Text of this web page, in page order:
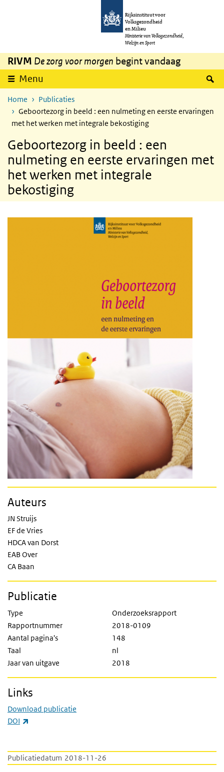
Overslaan en naar de inhoud gaan
Rijksinstituut voor
Volksgezondheid
en Milieu
Ministerie van Volksgezondheid,
Welzijn en Sport
RIVM De zorg voor morgen begint vandaag
Menu
Home
Publicaties
Geboortezorg in beeld : een nulmeting en eerste ervaringen
met het werken met integrale bekostiging
Geboortezorg in beeld : een
nulmeting en eerste ervaringen met
het werken met integrale
bekostiging
Publicatiedatum 2018-11-26
Auteurs
JN Struijs
EF de Vries
HDCA van Dorst
EAB Over
CA Baan
Publicatie
Type
Onderzoeksrapport
Rapportnummer
2018-0109
Aantal pagina's
148
Taal
nl
Jaar van uitgave
2018
Links
Download publicatie
DOI